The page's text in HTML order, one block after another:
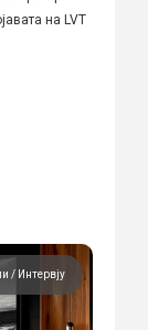
на LVT
Интервју